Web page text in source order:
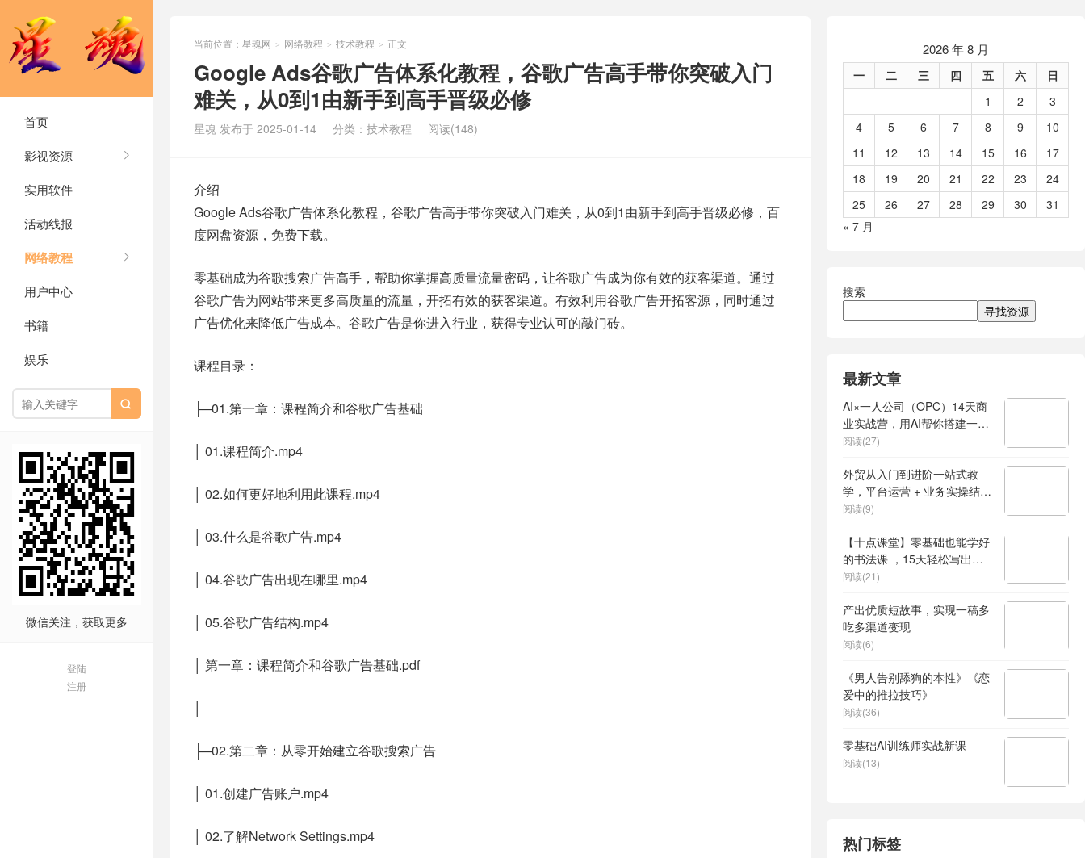
首页
影视资源
实用软件
活动线报
网络教程
用户中心
书籍
娱乐

微信关注，获取更多
登陆
注册
当前位置： 星魂网 > 网络教程 > 技术教程 > 正文
Google Ads谷歌广告体系化教程，谷歌广告高手带你突破入门
难关，从0到1由新手到高手晋级必修
星魂 发布于 2025-01-14 分类： 技术教程 阅读(148)
介绍
Google Ads谷歌广告体系化教程，谷歌广告高手带你突破入门难关，从0到1由新手到高手晋级必修，百
度网盘资源，免费下载。
零基础成为谷歌搜索广告高手，帮助你掌握高质量流量密码，让谷歌广告成为你有效的获客渠道。通过
谷歌广告为网站带来更多高质量的流量，开拓有效的获客渠道。有效利用谷歌广告开拓客源，同时通过
广告优化来降低广告成本。谷歌广告是你进入行业，获得专业认可的敲门砖。
课程目录：
├─01.第一章：课程简介和谷歌广告基础
│ 01.课程简介.mp4
│ 02.如何更好地利用此课程.mp4
│ 03.什么是谷歌广告.mp4
│ 04.谷歌广告出现在哪里.mp4
│ 05.谷歌广告结构.mp4
│ 第一章：课程简介和谷歌广告基础.pdf
├─02.第二章：从零开始建立谷歌搜索广告
│ 01.创建广告账户.mp4
│ 02.了解Network Settings.mp4
2026 年 8 月
一 二 三 四 五 六
日
1
2
3
4
5 6 7 8 9
10
11
12 13 14 15 16
17
18
19 20 21 22 23
24
25
26 27 28 29 30
31
« 7 月
搜索
寻找资源
最新文章
AI×一人公司（OPC）14天商
业实战营，用AI帮你搭建一个
属于你自己的、能独立賺钱的
阅读(27)
外贸从入门到进阶一站式教
学，平台运营 + 业务实操结
合，实现业绩稳步增长
阅读(9)
【十点课堂】零基础也能学好
的书法课 ，15天轻松写出漂
亮人生
阅读(21)
产出优质短故事，实现一稿多
吃多渠道变现
阅读(6)
《男人告别舔狗的本性》《恋
爱中的推拉技巧》
阅读(36)
零基础AI训练师实战新课
阅读(13)
热门标签